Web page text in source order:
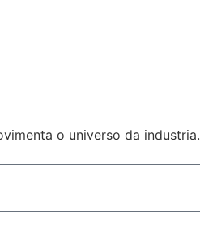
o universo da industria.